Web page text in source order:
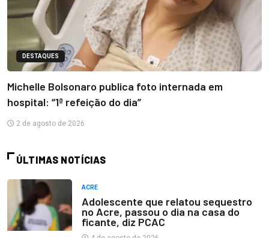
DESTAQUES
Michelle Bolsonaro publica foto internada em
hospital: “1ª refeição do dia”
2 de agosto de 2026
ÚLTIMAS NOTÍCIAS
ACRE
Adolescente que relatou sequestro
no Acre, passou o dia na casa do
ficante, diz PCAC